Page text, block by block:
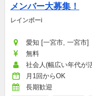
メンバー大募集！
レインボーi
愛知 [一宮市, 一宮市]
無料
社会人(幅広い年代が
月1回からOK
長期歓迎